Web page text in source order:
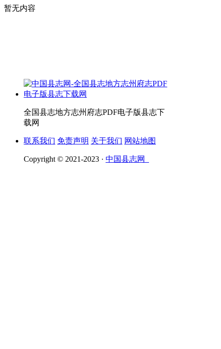
暂无内容
全国县志地方志州府志PDF电子版县志下
载网
联系我们 免责声明 关于我们 网站地图
Copyright © 2021-2023 · 中国县志网